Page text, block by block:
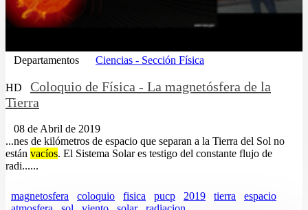
Departamentos Ciencias - Sección Física
HD
Coloquio de Física - La magnetósfera de la
Tierra
08 de Abril de 2019
...nes de kilómetros de espacio que separan a la Tierra del Sol no
están vacíos. El Sistema Solar es testigo del constante flujo de
radi......
magnetosfera coloquio fisica pucp 2019 tierra
espacio